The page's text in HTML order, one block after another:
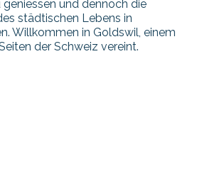
und dennoch die
städtischen Lebens in
Willkommen in Goldswil, einem
der Schweiz vereint.